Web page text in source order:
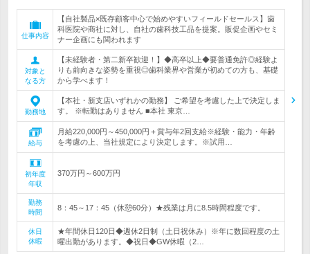
仕事内容
【自社製品×既存顧客中心で始めやすいフィールドセールス】歯
科医院や商社に対し、自社の歯科技工品を提案。販促企画やセミ
ナー企画にも関われます
対象と
なる方
【未経験者・第二新卒歓迎！】◆高卒以上◆要普通免許◎経験よ
りも前向きな姿勢を重視◎歯科業界や営業が初めての方も、基礎
から学べます！
勤務地
【本社・新支店いずれかの勤務】 ご希望を考慮した上で決定しま
す。 ※転勤はありません ■本社 東京…
給与
月給220,000円～450,000円＋賞与年2回支給※経験・能力・年齢
を考慮の上、当社規定により決定します。※試用…
初年度
年収
370万円～600万円
勤務
時間
8：45～17：45（休憩60分）★残業は月に8.5時間程度です。
休日
休暇
★年間休日120日◆週休2日制（土日祝休み）※年に数回程度の土
曜出勤があります。◆祝日◆GW休暇（2…